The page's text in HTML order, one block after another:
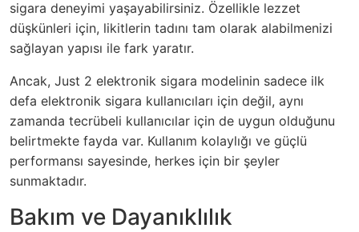
sigara deneyimi yaşayabilirsiniz. Özellikle lezzet
düşkünleri için, likitlerin tadını tam olarak alabilmenizi
sağlayan yapısı ile fark yaratır.
Ancak, Just 2 elektronik sigara modelinin sadece ilk
defa elektronik sigara kullanıcıları için değil, aynı
zamanda tecrübeli kullanıcılar için de uygun olduğunu
belirtmekte fayda var. Kullanım kolaylığı ve güçlü
performansı sayesinde, herkes için bir şeyler
sunmaktadır.
Bakım ve Dayanıklılık